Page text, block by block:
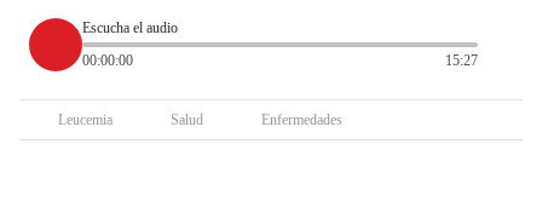
Escucha el audio
00:00:00
15:27
Leucemia Salud Enfermedades